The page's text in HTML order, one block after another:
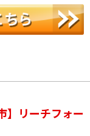
リーチフォー